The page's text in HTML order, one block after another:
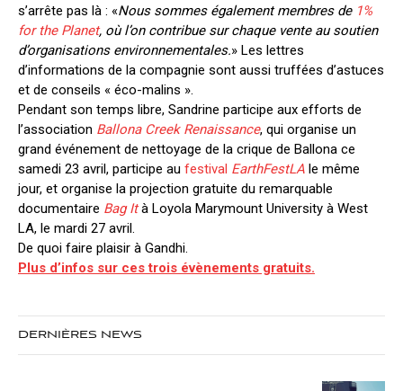
s’arrête pas là : «Nous sommes également membres de 1%
for the Planet, où l’on contribue sur chaque vente au soutien
d’organisations environnementales.» Les lettres
d’informations de la compagnie sont aussi truffées d’astuces
et de conseils « éco-malins ».
Pendant son temps libre, Sandrine participe aux efforts de
l’association Ballona Creek Renaissance, qui organise un
grand événement de nettoyage de la crique de Ballona ce
samedi 23 avril, participe au festival EarthFestLA le même
jour, et organise la projection gratuite du remarquable
documentaire Bag Ità Loyola Marymount University à West
LA, le mardi 27 avril.
De quoi faire plaisir à Gandhi.
Plus d’infos sur ces trois évènements gratuits.
DERNIÈRES NEWS